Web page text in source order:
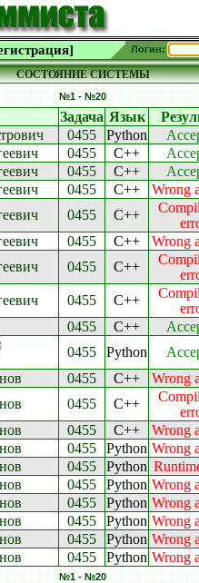
Логин:
СОСТОЯНИЕ СИСТЕМЫ
№1 - №20
Задача Язык
0455 Python
0455 C++
0455 C++
0455 C++
Wrong
0455 C++
0455 C++
Wrong
0455 C++
0455 C++
0455 C++
0455 Python
0455 C++
Wrong
0455 C++
0455 C++
Wrong
0455 Python Wrong
0455 Python
0455 Python Wrong
0455 Python Wrong
0455 Python Wrong
0455 Python Wrong
0455 Python Wrong
№1 - №20